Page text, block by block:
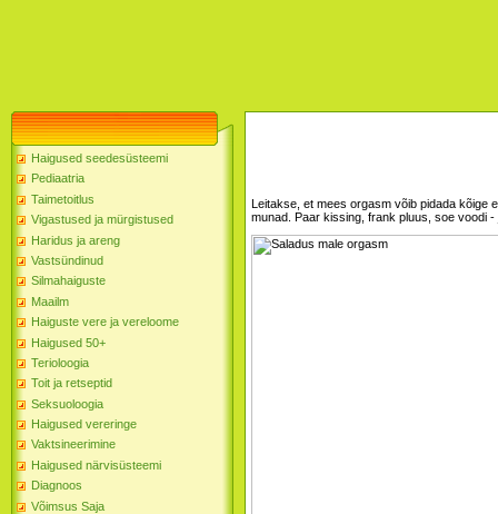
Haigused seedesüsteemi
Pediaatria
Taimetoitlus
Vigastused ja mürgistused
Haridus ja areng
Vastsündinud
Silmahaiguste
Maailm
Haiguste vere ja vereloome
Haigused 50+
Terioloogia
Toit ja retseptid
Seksuoloogia
Haigused vereringe
Vaktsineerimine
Haigused närvisüsteemi
Diagnoos
Võimsus Saja
Leitakse, et mees orgasm võib pidada kõige
munad. Paar kissing, frank pluus, soe voodi